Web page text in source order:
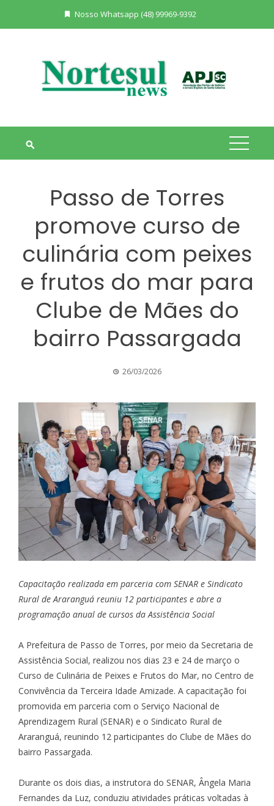
Nosso Whatsapp (48) 99969-9392
Passo de Torres
promove curso de
culinária com peixes
e frutos do mar para
Clube de Mães do
bairro Passargada
26/03/2026
Capacitação realizada em parceria com SENAR e Sindicato
Rural de Araranguá reuniu 12 participantes e abre a
programação anual de cursos da Assistência Social
A Prefeitura de Passo de Torres, por meio da Secretaria de
Assistência Social, realizou nos dias 23 e 24 de março o
Curso de Culinária de Peixes e Frutos do Mar, no Centro de
Convivência da Terceira Idade Amizade. A capacitação foi
promovida em parceria com o Serviço Nacional de
Aprendizagem Rural (SENAR) e o Sindicato Rural de
Araranguá, reunindo 12 participantes do Clube de Mães do
bairro Passargada.
Durante os dois dias, a instrutora do SENAR, Ângela Maria
Fernandes da Luz, conduziu atividades práticas voltadas à